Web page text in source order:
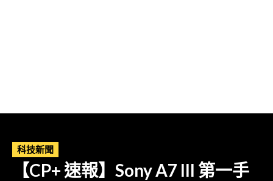
科技新聞
【CP+ 速報】Sony A7 III 第一手